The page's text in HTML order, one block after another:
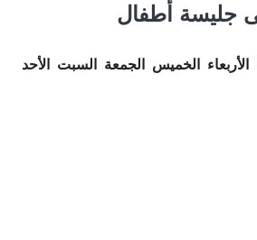
جليسة أطفال
الأربعاء الخميس الجمعة السبت
الأحد